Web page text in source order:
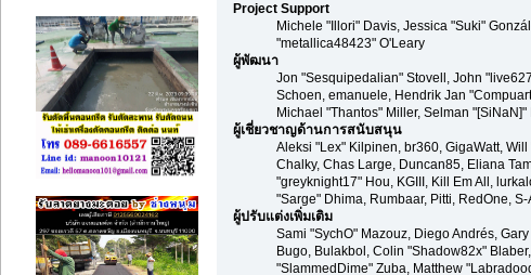
Project Support
Michele "Illori" Davis, Jessica "Suki"
"metallica48423" O'Leary
ผู้พัฒนา
Jon "Sesquipedalian" Stovell, John
Schoen, emanuele, Hendrik Jan
Michael "Thantos" Miller, Selman
ผู้เชี่ยวชาญด้านการสนับสนุน
Aleksi "Lex" Kilpinen, br360, GigaWatt,
Chalky, Chas Large, Duncan85, Eliana
"greyknight17" Hou, KGIII, Kill Em All,
"Sarge" Dhima, Rumbaar, Pitti, RedOne,
ผู้ปรับแต่งเพิ่มเติม
Sami "SychO" Mazouz, Diego Andrés,
Bugo, Bulakbol, Colin "Shadow82x"
"SlammedDime" Zuba, Matthew